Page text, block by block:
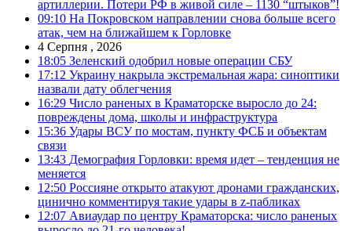
артиллерии. Потери РФ в живой силе – 1130 “штыков”!
09:10 На Покровском направлении снова больше всего
атак, чем на ближайшем к Горловке
4 Серпня , 2026
18:05 Зеленский одобрил новые операции СБУ
17:12 Украину накрыла экстремальная жара: синоптики
назвали дату облегчения
16:29 Число раненых в Краматорске выросло до 24:
повреждены дома, школы и инфраструктура
15:36 Удары ВСУ по мостам, пункту ФСБ и объектам
связи
13:43 Демография Горловки: время идет – тенденция не
меняется
12:50 Россияне открыто атакуют дронами гражданских,
цинично комментируя такие удары в z-пабликах
12:07 Авиаудар по центру Краматорска: число раненых